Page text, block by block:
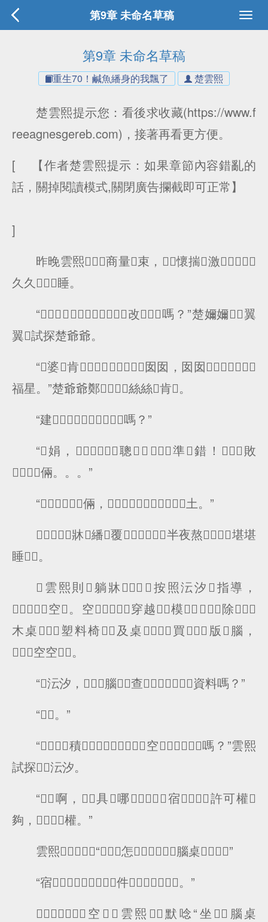
第9章 未命名草稿
第9章 未命名草稿
重生70！鹹魚繙身的我飄了 楚雲熙
楚雲熙提示您：看後求收藏(https://www.f
reeagnesgereb.com)，接著再看更方便。
[ 【作者楚雲熙提示：如果章節內容錯亂的
話，關掉閱讀模式,關閉廣告攔截即可正常】
]
昨晚雲熙商量束，懷揣激，
久久睡。
“，改嗎？”楚嬭嬭翼
翼試探楚爺爺。
“婆肯，囡囡，囡囡
福星。”楚爺爺鄭絲絲肯。
“建，嗎？”
“娟，聰，準錯！敗
倆。。。”
“，倆，土。”
牀繙覆，半夜熬堪堪
睡。
雲熙則躺牀，按照沄汐指導，
空。空穿越模，除
木桌塑料椅及桌買版腦，
空空。
“沄汐，腦查資料嗎？”
“。”
“積空嗎？”雲熙
試探沄汐。
“啊，具哪，宿許可權
夠，權。”
雲熙“怎腦桌？”
“宿件。”
空，雲熙默唸“坐腦桌